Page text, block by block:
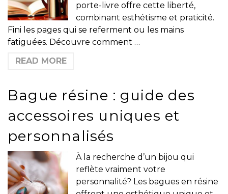
porte-livre offre cette liberté,
combinant esthétisme et praticité.
Fini les pages qui se referment ou les mains
fatiguées. Découvre comment …
READ MORE
Bague résine : guide des
accessoires uniques et
personnalisés
À la recherche d’un bijou qui
reflète vraiment votre
personnalité? Les bagues en résine